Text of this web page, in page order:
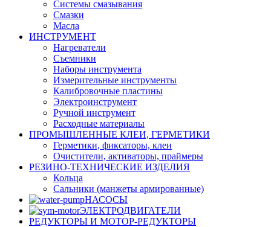
Системы смазывания
Смазки
Масла
ИНСТРУМЕНТ
Нагреватели
Съемники
Наборы инструмента
Измерительные инструменты
Калибровочные пластины
Электроинструмент
Ручной инструмент
Расходные материалы
ПРОМЫШЛЕННЫЕ КЛЕИ, ГЕРМЕТИКИ
Герметики, фиксаторы, клеи
Очистители, активаторы, праймеры
РЕЗИНО-ТЕХНИЧЕСКИЕ ИЗДЕЛИЯ
Кольца
Сальники (манжеты армированные)
НАСОСЫ
ЭЛЕКТРОДВИГАТЕЛИ
РЕДУКТОРЫ И МОТОР-РЕДУКТОРЫ